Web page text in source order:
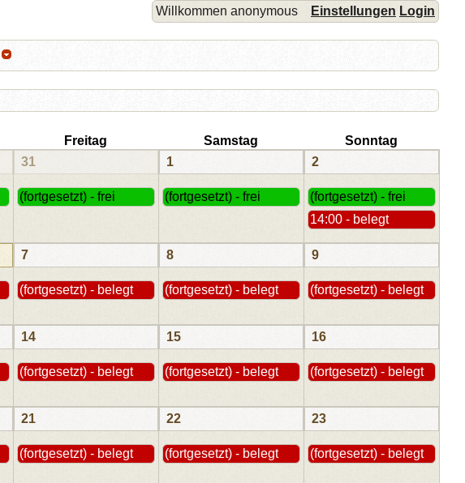
Willkommen anonymous Einstellungen Login
Freitag Samstag
Sonntag
31
(fortgesetzt) - frei
1
(fortgesetzt) - frei
2
(fortgesetzt) - frei
14:00 - belegt
7
(fortgesetzt) - belegt
8
(fortgesetzt) - belegt
9
(fortgesetzt) - belegt
14
(fortgesetzt) - belegt
15
(fortgesetzt) - belegt
16
(fortgesetzt) - belegt
21
(fortgesetzt) - belegt
22
(fortgesetzt) - belegt
23
(fortgesetzt) - belegt